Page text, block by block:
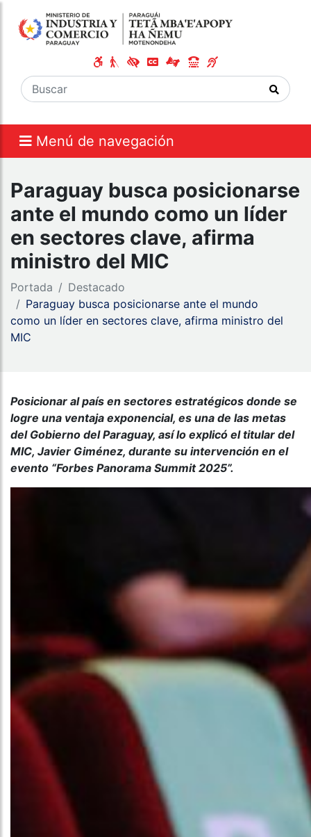
Menú de navegación
Paraguay busca posicionarse
ante el mundo como un líder
en sectores clave, afirma
ministro del MIC
Portada
Destacado
Paraguay busca posicionarse ante el mundo
como un líder en sectores clave, afirma ministro del
MIC
Posicionar al país en sectores estratégicos donde se
logre una ventaja exponencial, es una de las metas
del Gobierno del Paraguay, así lo explicó el titular del
MIC, Javier Giménez, durante su intervención en el
evento “Forbes Panorama Summit 2025”.